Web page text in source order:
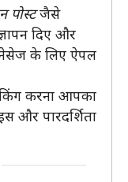
पोस्टजैसे
दिए और
के लिए ऐपल
करना आपका
और पारदर्शिता